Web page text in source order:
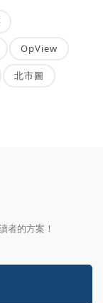
OpView
北市圖
者的方案！